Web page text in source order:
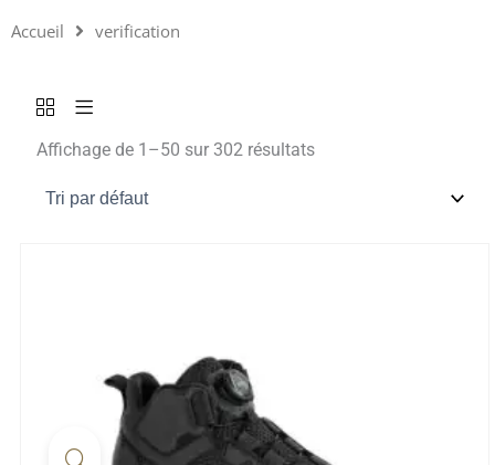
Accueil verification
Affichage de 1–50 sur 302 résultats